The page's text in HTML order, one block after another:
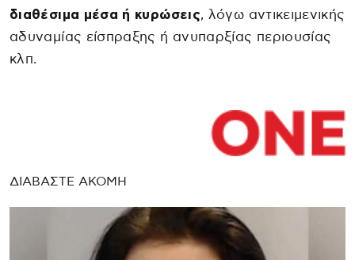
διαθέσιμα μέσα ή κυρώσεις, λόγω αντικειμενικής
αδυναμίας είσπραξης ή ανυπαρξίας περιουσίας
κλπ.
ΔΙΑΒΑΣΤΕ ΑΚΟΜΗ